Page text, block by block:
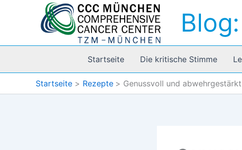
Startseite Die kritische Stimme
Startseite Rezepte Genussvoll und